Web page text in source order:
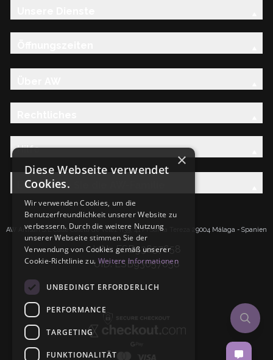
Hilfe
Entdecken Sie die AW-Familie
AW Artisan S.L.Calle Caleta de Velez n39, 41 PI Santa Tereza 29004 Málaga - Spanien
IdNr: ESB93657658
UID: ESB93657658
×
Diese Webseite verwendet
Cookies.
Wir verwenden Cookies, um die
Benutzerfreundlichkeit unserer Website zu
verbessern. Durch die weitere Nutzung
unserer Webseite stimmen Sie der
Verwendung von Cookies gemäß unserer
Cookie-Richtlinie zu. Weitere Informationen
UNBEDINGT ERFORDERLICH
PERFORMANCE
TARGETING
FUNKTIONALITÄT